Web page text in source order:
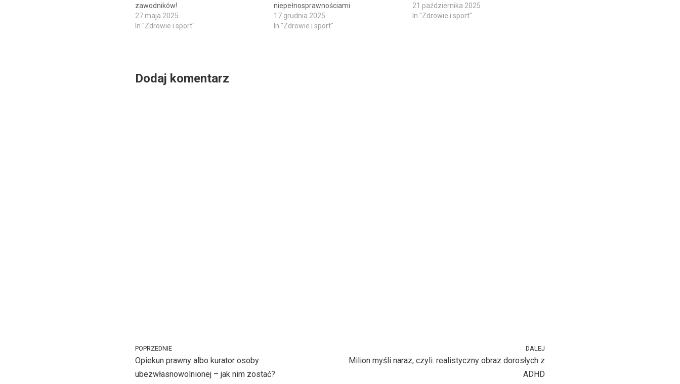
zawodników!
27 maja 2025
In "Zdrowie i sport"
niepełnosprawnościami
17 grudnia 2025
In "Zdrowie i sport"
21 października 2025
In "Zdrowie i sport"
Dodaj komentarz
POPRZEDNIE
Opiekun prawny albo kurator osoby
ubezwłasnowolnionej – jak nim zostać?
DALEJ
Milion myśli naraz, czyli: realistyczny obraz dorosłych z
ADHD